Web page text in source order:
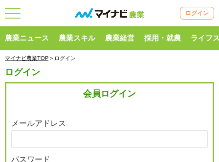
ログイン
農業ニュース 農業スキル 農業経営 採用・就農 ライフ
マイナビ農業TOP > ログイン
ログイン
会員ログイン
メールアドレス
パスワード